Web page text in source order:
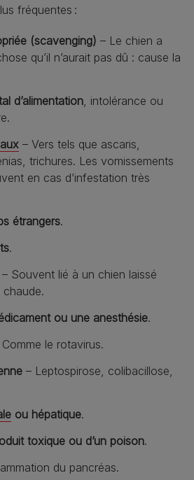
fréquentes :
(scavenging) – Le chien a
qu’il n’aurait pas dû : cause la
d’alimentation , intolérance ou
– Vers tels que ascaris,
trichures. Les vomissements
en cas d’infestation très
étrangers.
.
Souvent lié à un chien laissé
ou une anesthésie.
Comme le rotavirus.
– Leptospirose, colibacillose,
ou hépatique.
toxique ou d’un poison.
du pancréas.